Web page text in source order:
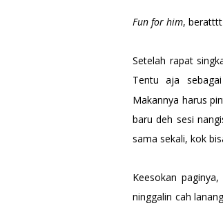
Fun for him, beratttt
Setelah rapat
Tentu aja
Makannya harus
baru deh sesi
sama sekali, kok
Keesokan
ninggalin cah